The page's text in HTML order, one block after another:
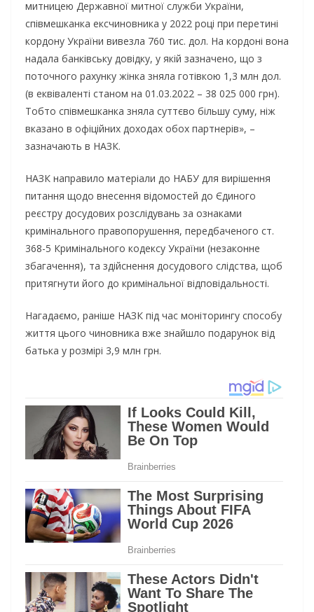
митницею Державної митної служби України,
співмешканка ексчиновника у 2022 році при перетині
кордону України вивезла 760 тис. дол. На кордоні вона
надала банківську довідку, у якій зазначено, що з
поточного рахунку жінка зняла готівкою 1,3 млн дол.
(в еквіваленті станом на 01.03.2022 – 38 025 000 грн).
Тобто співмешканка зняла суттєво більшу суму, ніж
вказано в офіційних доходах обох партнерів», –
зазначають в НАЗК.
НАЗК направило матеріали до НАБУ для вирішення
питання щодо внесення відомостей до Єдиного
реєстру досудових розслідувань за ознаками
кримінального правопорушення, передбаченого ст.
368-5 Кримінального кодексу України (незаконне
збагачення), та здійснення досудового слідства, щоб
притягнути його до кримінальної відповідальності.
Нагадаємо, раніше НАЗК під час моніторингу способу
життя цього чиновника вже знайшло подарунок від
батька у розмірі 3,9 млн грн.